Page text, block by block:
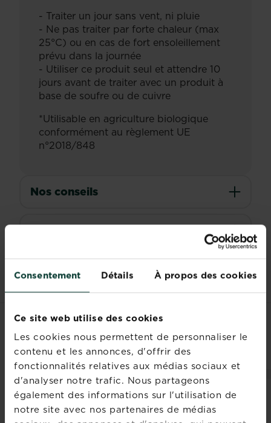
Consentement Détails À propos des cookies
Ce site web utilise des cookies
Les cookies nous permettent de personnaliser le
contenu et les annonces, d'offrir des
fonctionnalités relatives aux médias sociaux et
d'analyser notre trafic. Nous partageons
également des informations sur l'utilisation de
notre site avec nos partenaires de médias
- Traiter un jour sans vent, ni pluie
- Ne pas traiter par forte chaleur (max
25°C) ou en cas de fort ensoleillement
prévu dans la journée
- Utiliser ce produit seul et attendre 10
jours avant de traiter avec un produit à
base de soufre ou de cuivre
*Utilisable en agriculture biologique
conformément au règlement UE
n°2018/848
Nos conseils
Documents
PRODUITS ASSOCIÉS